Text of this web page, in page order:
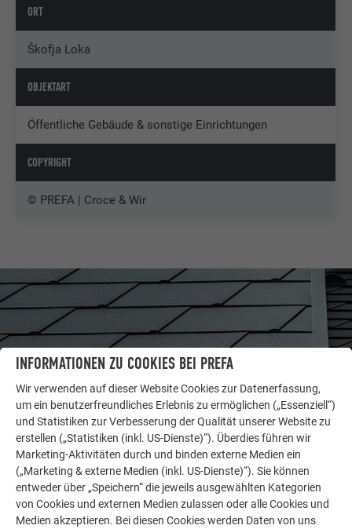
ORT
Škofja Loka
OBJEKTART
Öffentliche Gebäude & sonstige Einrichtungen
COPYRIGHT
© PREFA | Croce & Wir
LASSEN SIE SICH INSPIRIEREN
WEITERE OBJEKTE
INFORMATIONEN ZU COOKIES BEI PREFA
Wir verwenden auf dieser Website Cookies zur Datenerfassung,
um ein benutzerfreundliches Erlebnis zu ermöglichen („Essenziell“)
und Statistiken zur Verbesserung der Qualität unserer Website zu
erstellen („Statistiken (inkl. US-Dienste)“). Überdies führen wir
Marketing-Aktivitäten durch und binden externe Medien ein
(„Marketing & externe Medien (inkl. US-Dienste)“). Sie können
entweder über „Speichern“ die jeweils ausgewählten Kategorien
von Cookies und externen Medien zulassen oder alle Cookies und
Medien akzeptieren. Bei diesen Cookies werden Daten von uns